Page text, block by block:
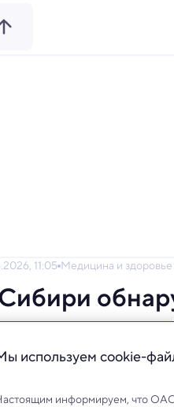
11:05 Медицина и здоровье
из неолитических
используем сookie-
информируем, что ОАО